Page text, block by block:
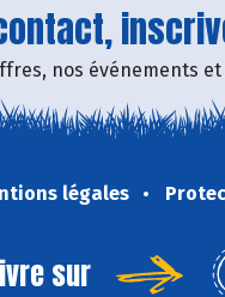
nos événements
légales
sur